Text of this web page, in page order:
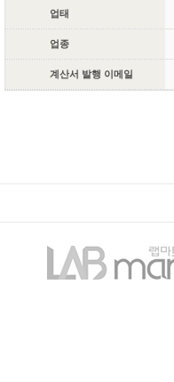
업태
업종
계산서 발행 이메일